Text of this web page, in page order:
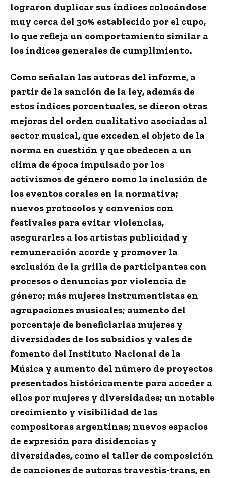
lograron duplicar sus índices colocándose
muy cerca del 30% establecido por el cupo,
lo que refleja un comportamiento similar a
los índices generales de cumplimiento.
Como señalan las autoras del informe, a
partir de la sanción de la ley, además de
estos índices porcentuales, se dieron otras
mejoras del orden cualitativo asociadas al
sector musical, que exceden el objeto de la
norma en cuestión y que obedecen a un
clima de época impulsado por los
activismos de género como la inclusión de
los eventos corales en la normativa;
nuevos protocolos y convenios con
festivales para evitar violencias,
asegurarles a los artistas publicidad y
remuneración acorde y promover la
exclusión de la grilla de participantes con
procesos o denuncias por violencia de
género; más mujeres instrumentistas en
agrupaciones musicales; aumento del
porcentaje de beneficiarias mujeres y
diversidades de los subsidios y vales de
fomento del Instituto Nacional de la
Música y aumento del número de proyectos
presentados históricamente para acceder a
ellos por mujeres y diversidades; un notable
crecimiento y visibilidad de las
compositoras argentinas; nuevos espacios
de expresión para disidencias y
diversidades, como el taller de composición
de canciones de autoras travestis-trans, en